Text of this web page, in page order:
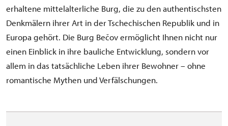
erhaltene mittelalterliche Burg, die zu den authentischsten
Denkmälern ihrer Art in der Tschechischen Republik und in
Europa gehört. Die Burg Bečov ermöglicht Ihnen nicht nur
einen Einblick in ihre bauliche Entwicklung, sondern vor
allem in das tatsächliche Leben ihrer Bewohner – ohne
romantische Mythen und Verfälschungen.